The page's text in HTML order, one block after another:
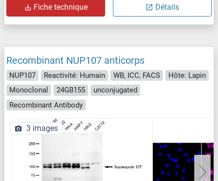
Fiche technique Détails
Recombinant NUP107 anticorps
NUP107 Reactivité: Humain WB, ICC, FACS
Hôte: Lapin
Monoclonal
24GB155
unconjugated
Recombinant Antibody
3 images